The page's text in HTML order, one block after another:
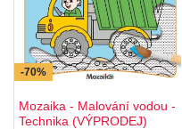
-70%
Mozaika - Malování vodou -
Technika (VÝPRODEJ)